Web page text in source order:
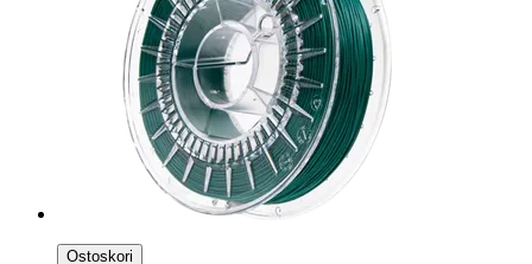
Ostoskori